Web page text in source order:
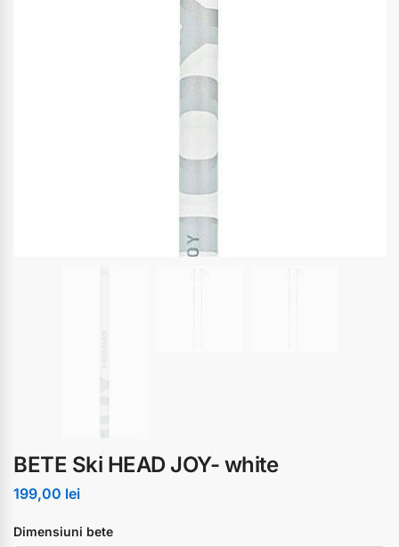
BETE Ski HEAD JOY- white
199,00 lei
Dimensiuni bete